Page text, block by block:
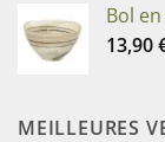
Bol
13,90
MEILLEURES